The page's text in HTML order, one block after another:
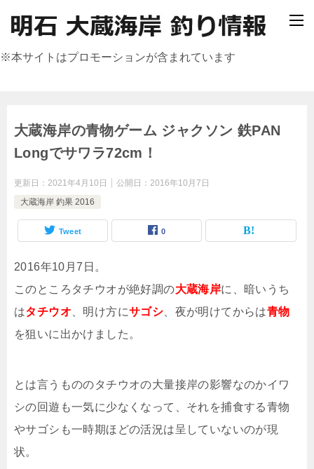
※本サイトはプロモーションが含まれています
大蔵海岸の青物ゲーム ジャクソン 鉄PAN
Longでサワラ72cm！
更新日： 2021年4月10日 公開日： 2016年10月7日
大蔵海岸 釣果 2016
Tweet 0
2016年10月7日。
このところタチウオが絶好調の大蔵海岸に、暗いうち
はタチウオ 、明け方にサゴシ 、夜が明けてからは青物
を狙いに出かけました。
とは言うもののタチウオの大量接岸の影響なのかイワ
シの回遊も一気に少なくなって、それを捕食する青物
やサゴシも一時期ほどの活況は呈していないのが現
状。